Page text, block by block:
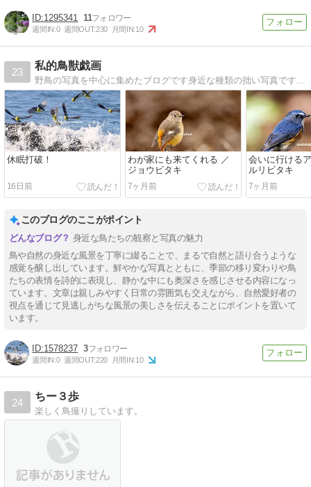
1295341 11
週間IN:0 週間OUT:230 月間IN:10
23
私的鳥獣戯画
休眠打破！
16日前
わが家にも来てくれる ／
ジョウビタキ
7ヶ月前
会いに行ける
ルリビタキ
7ヶ月前
このブログのここがポイント
身近な鳥たちの観察と写真の魅力
鳥や自然の身近な風景を丁寧に綴ることで、まるで自然と語り合うような
感覚を醸し出しています。鮮やかな写真とともに、季節の移り変わりや鳥
たちの表情を詩的に表現し、静かな中にも奥深さを感じさせる内容になっ
ています。文章は親しみやすく日常の雰囲気も交えながら、自然愛好者の
視点を通じて見逃しがちな風景の美しさを伝えることにポイントを置いて
います。
1578237 3
週間IN:0 週間OUT:220 月間IN:10
24
ちー３歩
楽しく鳥撮りしています。